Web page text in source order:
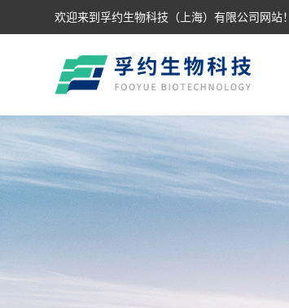
欢迎来到孚约生物科技（上海）有限公司网站！